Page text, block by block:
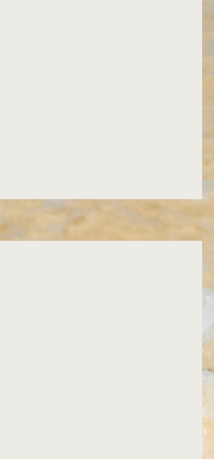
ŽE OD 80€/DAN!